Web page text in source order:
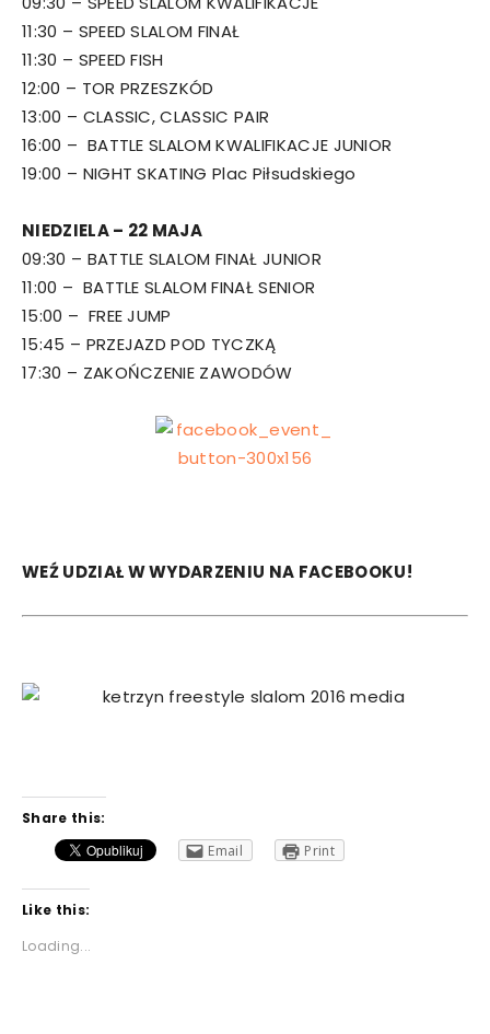
11:30 – SPEED SLALOM FINAŁ
11:30 – SPEED FISH
12:00 – TOR PRZESZKÓD
13:00 – CLASSIC, CLASSIC PAIR
16:00 – BATTLE SLALOM KWALIFIKACJE JUNIOR
19:00 – NIGHT SKATING Plac Piłsudskiego
NIEDZIELA – 22 MAJA
09:30 – BATTLE SLALOM FINAŁ JUNIOR
11:00 – BATTLE SLALOM FINAŁ SENIOR
15:00 – FREE JUMP
15:45 – PRZEJAZD POD TYCZKĄ
17:30 – ZAKOŃCZENIE ZAWODÓW
WEŹ UDZIAŁ W WYDARZENIU NA FACEBOOKU!
Share this:
Email
Print
Like this:
Loading...